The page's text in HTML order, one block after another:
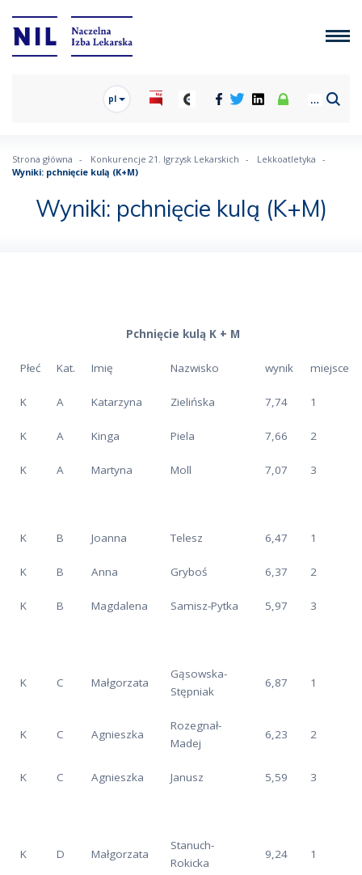
pl
Strona główna Konkurencje 21. Igrzysk Lekarskich
Lekkoatletyka
Wyniki: pchnięcie kulą (K+M)
Wyniki: pchnięcie kulą (K+M)
Pchnięcie kulą K + M
Płeć Kat. Imię Nazwisko wynik miejsce
K A Katarzyna Zielińska 7,74 1
K A Kinga Piela 7,66 2
K A Martyna Moll 7,07 3
K B Joanna Telesz 6,47 1
K B Anna Gryboś 6,37 2
K B Magdalena Samisz-Pytka 5,97 3
K C Małgorzata
Gąsowska-
Stępniak
6,87 1
K C Agnieszka
Rozegnał-
Madej
6,23 2
K C Agnieszka Janusz 5,59 3
K D Małgorzata
Stanuch-
Rokicka
9,24 1